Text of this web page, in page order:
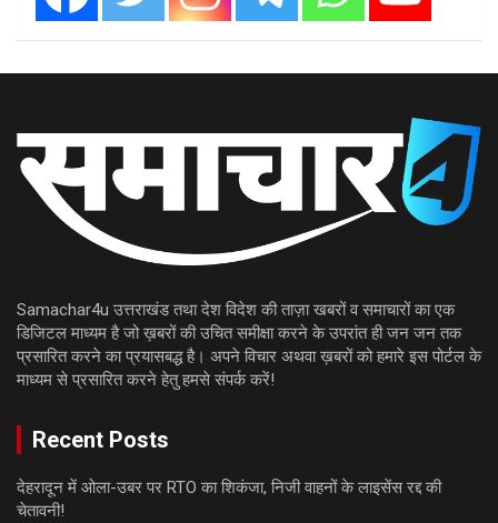
Samachar4u उत्तराखंड तथा देश विदेश की ताज़ा खबरों व समाचारों का एक
डिजिटल माध्यम है जो ख़बरों की उचित समीक्षा करने के उपरांत ही जन जन तक
प्रसारित करने का प्रयासबद्ध है। अपने विचार अथवा ख़बरों को हमारे इस पोर्टल के
माध्यम से प्रसारित करने हेतु हमसे संपर्क करें!
Recent Posts
देहरादून में ओला-उबर पर RTO का शिकंजा, निजी वाहनों के लाइसेंस रद्द की
चेतावनी!